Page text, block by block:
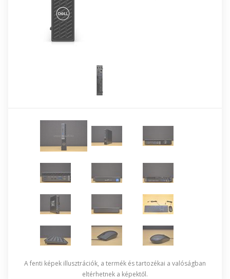
A fenti képek illusztrációk, a termék és tartozékai a valóságban
eltérhetnek a képektől.